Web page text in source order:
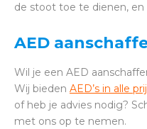
de stoot toe te dienen,
AED
Wil je een AED
Wij bieden AED’s in alle
of heb je advies nodig?
met ons op te nemen.